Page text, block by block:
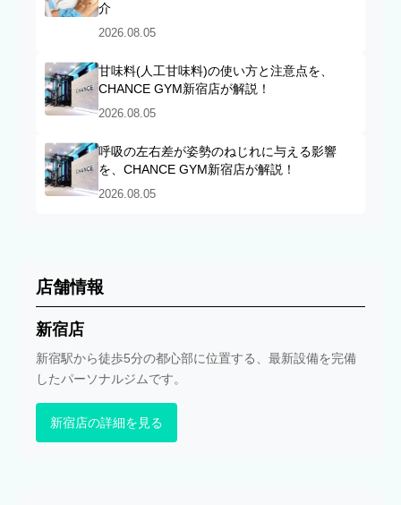
介
2026.08.05
甘味料(人工甘味料)の使い方と注意点を、
CHANCE GYM新宿店が解説！
2026.08.05
呼吸の左右差が姿勢のねじれに与える影響
を、CHANCE GYM新宿店が解説！
2026.08.05
店舗情報
新宿店
新宿駅から徒歩5分の都心部に位置する、最新設備を完備
したパーソナルジムです。
新宿店の詳細を見る